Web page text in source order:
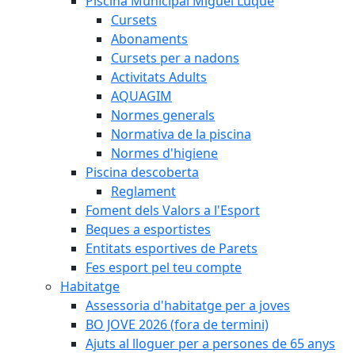
Cursets
Abonaments
Cursets per a nadons
Activitats Adults
AQUAGIM
Normes generals
Normativa de la piscina
Normes d'higiene
Piscina descoberta
Reglament
Foment dels Valors a l'Esport
Beques a esportistes
Entitats esportives de Parets
Fes esport pel teu compte
Habitatge
Assessoria d'habitatge per a joves
BO JOVE 2026 (fora de termini)
Ajuts al lloguer per a persones de 65 anys